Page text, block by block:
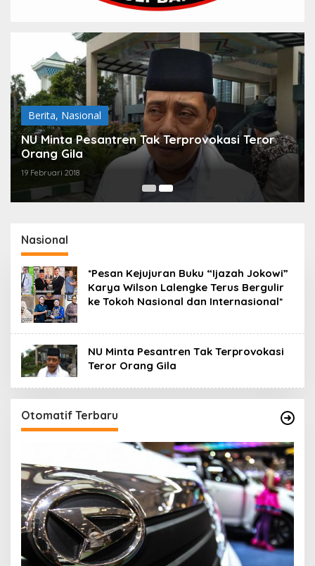
Berita, Nasional
NU Minta Pesantren Tak Terprovokasi Teror
Orang Gila
19 Februari 2018
Nasional
*Pesan Kejujuran Buku “Ijazah Jokowi”
Karya Wilson Lalengke Terus Bergulir
ke Tokoh Nasional dan Internasional*
NU Minta Pesantren Tak Terprovokasi
Teror Orang Gila
Otomatif Terbaru